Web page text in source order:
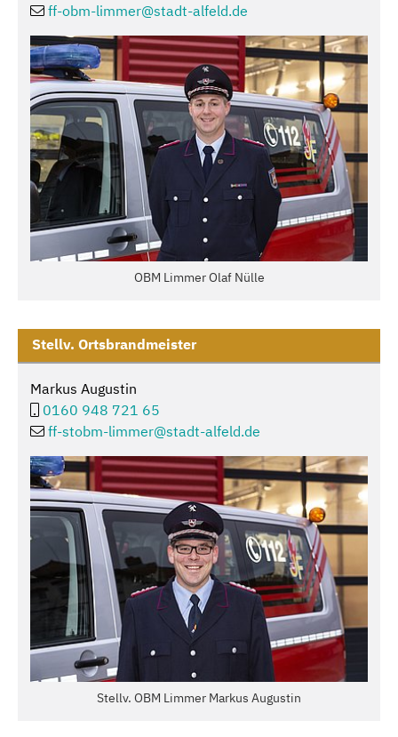
OBM Limmer Olaf Nülle
ff-obm-limmer@stadt-alfeld.de
Stellv. OBM Limmer Markus Augustin
Stellv. Ortsbrandmeister
Markus Augustin
0160 948 721 65
ff-stobm-limmer@stadt-alfeld.de